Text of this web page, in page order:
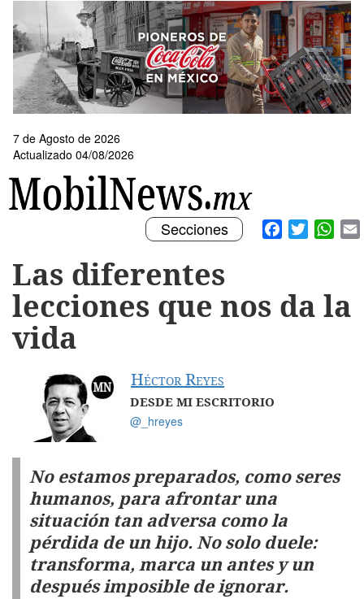
contenido
principal
7 de Agosto de 2026
Actualizado 04/08/2026
Facebook
Twitter
Toggle
navigation
Secciones
Las diferentes
lecciones que nos da la
vida
Héctor Reyes
DESDE MI ESCRITORIO
@_hreyes
No estamos preparados, como seres
humanos, para afrontar una
situación tan adversa como la
pérdida de un hijo. No solo duele:
transforma, marca un antes y un
después imposible de ignorar.